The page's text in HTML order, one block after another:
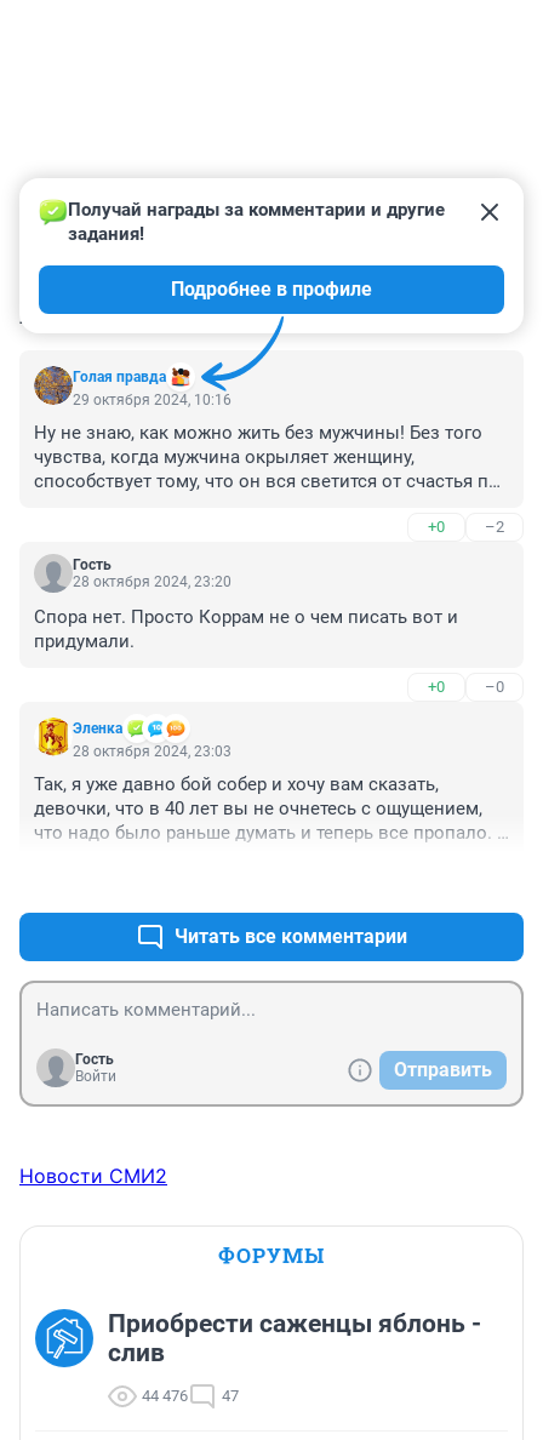
КОММЕНТАРИИ 208
Голая правда
Получай награды за комментарии и другие
задания!
Подробнее в профиле
29 октября 2024, 10:16
Ну не знаю, как можно жить без мужчины! Без того
чувства, когда мужчина окрыляет женщину,
способствует тому, что он вся светится от счастья при
+0 –2
Гость
28 октября 2024, 23:20
Спора нет. Просто Коррам не о чем писать вот и
придумали.
+0 –0
Эленка
28 октября 2024, 23:03
Так, я уже давно бой собер и хочу вам сказать,
девочки, что в 40 лет вы не очнетесь с ощущением,
что надо было раньше думать и теперь все пропало.
живете. Главное, любите свою жизнь
Читать все комментарии
Гость
Войти
Отправить
Новости СМИ2
ФОРУМЫ
Приобрести саженцы яблонь -
слив
44 476 47